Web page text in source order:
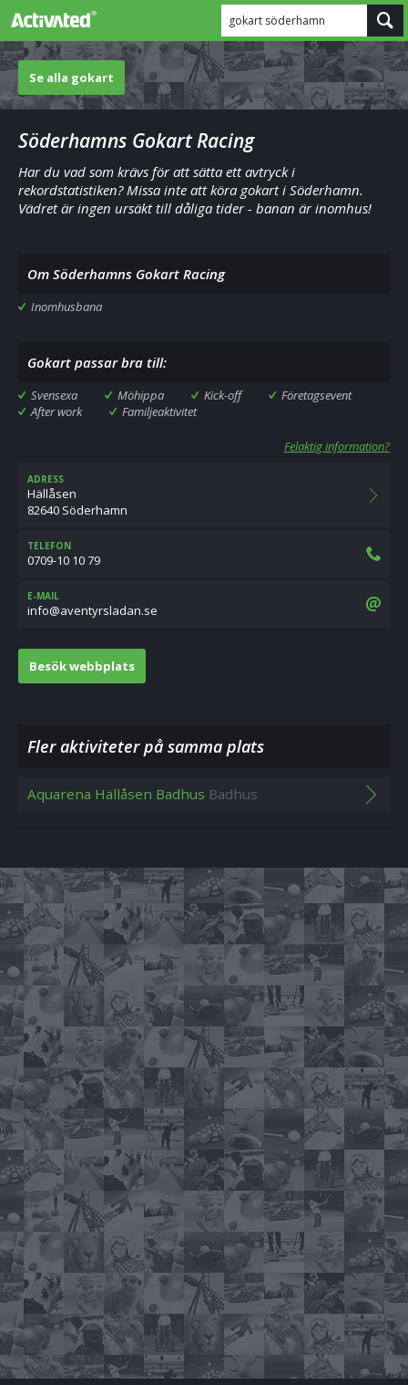
gokart söderhamn
Se alla gokart
Söderhamns Gokart Racing
Har du vad som krävs för att sätta ett avtryck i
rekordstatistiken? Missa inte att köra gokart i Söderhamn.
Vädret är ingen ursäkt till dåliga tider - banan är inomhus!
Om Söderhamns Gokart Racing
Inomhusbana
Gokart passar bra till:
Svensexa Möhippa Kick-off
Företagsevent
After work
Familjeaktivitet
Felaktig information?
ADRESS
Hällåsen
82640 Söderhamn
TELEFON
0709-10 10 79
E-MAIL
es.nadalsrytneva@ofni
Besök webbplats
Fler aktiviteter på samma plats
Aquarena Hällåsen Badhus Badhus